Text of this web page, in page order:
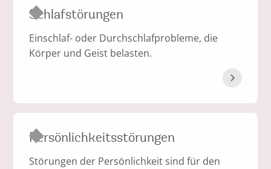
Schlafstörungen
Einschlaf- oder Durchschlafprobleme, die
Körper und Geist belasten.
Persönlichkeitsstörungen
Störungen der Persönlichkeit sind für den